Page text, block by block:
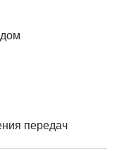
передач